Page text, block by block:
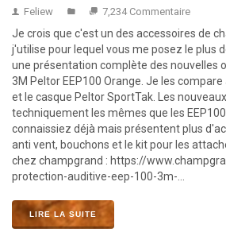
Feliew 7,234 Commentaire
Je crois que c'est un des accessoires de
j'utilise pour lequel vous me posez le plus
une présentation complète des nouvelles
3M Peltor EEP100 Orange. Je les compare
et le casque Peltor SportTak. Les
techniquement les mêmes que les
connaissiez déjà mais présentent plus
anti vent, bouchons et le kit pour les
chez champgrand : https://
protection-auditive-eep-100-3m-...
LIRE LA SUITE